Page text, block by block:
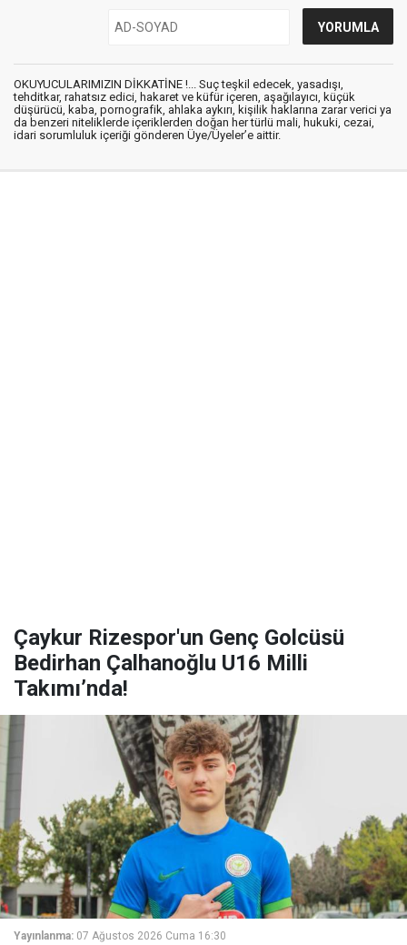
OKUYUCULARIMIZIN DİKKATİNE !... Suç teşkil edecek, yasadışı,
tehditkar, rahatsız edici, hakaret ve küfür içeren, aşağılayıcı, küçük
düşürücü, kaba, pornografik, ahlaka aykırı, kişilik haklarına zarar verici ya
da benzeri niteliklerde içeriklerden doğan her türlü mali, hukuki, cezai,
idari sorumluluk içeriği gönderen Üye/Üyeler’e aittir.
Çaykur Rizespor'un Genç Golcüsü
Bedirhan Çalhanoğlu U16 Milli
Takımı’nda!
Yayınlanma: 07 Ağustos 2026 Cuma 16:30